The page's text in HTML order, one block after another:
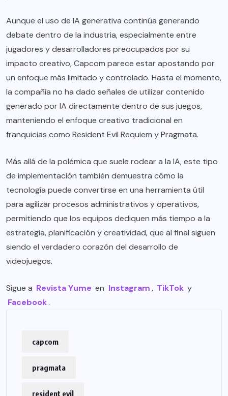
Aunque el uso de IA generativa continúa generando
debate dentro de la industria, especialmente entre
jugadores y desarrolladores preocupados por su
impacto creativo, Capcom parece estar apostando por
un enfoque más limitado y controlado. Hasta el momento,
la compañía no ha dado señales de utilizar contenido
generado por IA directamente dentro de sus juegos,
manteniendo el enfoque creativo tradicional en
franquicias como Resident Evil Requiem y Pragmata.
Más allá de la polémica que suele rodear a la IA, este tipo
de implementación también demuestra cómo la
tecnología puede convertirse en una herramienta útil
para agilizar procesos administrativos y operativos,
permitiendo que los equipos dediquen más tiempo a la
estrategia, planificación y creatividad, que al final siguen
siendo el verdadero corazón del desarrollo de
videojuegos.
Sigue a Revista Yume en Instagram, TikTok y
Facebook.
capcom
pragmata
resident evil